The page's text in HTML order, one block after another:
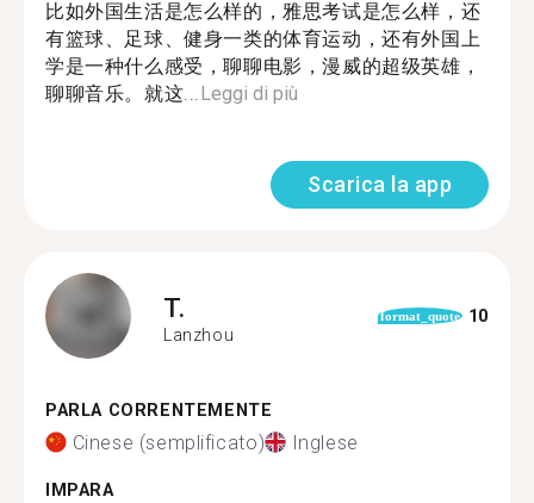
比如外国生活是怎么样的，雅思考试是怎么样，还
有篮球、足球、健身一类的体育运动，还有外国上
学是一种什么感受，聊聊电影，漫威的超级英雄，
聊聊音乐。就这...Leggi di più
Scarica la app
T.
Lanzhou
format_quote 10
PARLA CORRENTEMENTE
Cinese (semplificato) Inglese
IMPARA